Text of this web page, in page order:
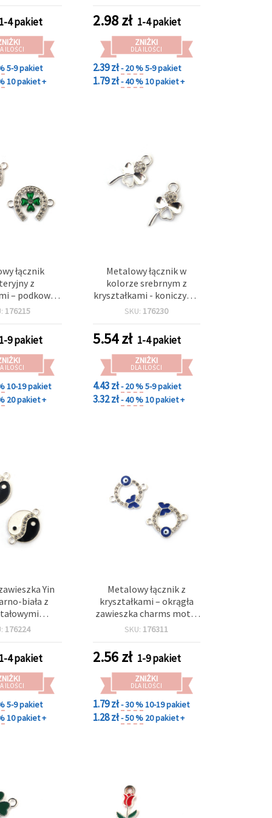
1-4 pakiet
ILOŚCI
5-9 pakiet
10 pakiet +
kolczyki, zestaw 2 szt.
2.98zł 1-4 pakiet
ZNIŻKI
DLA ILOŚCI
2.39 zł- 20 %5-9 pakiet
1.79 zł- 40 %10 pakiet +
łącznik
z
– podkowa z
22x17x3 mm,
2 szt.
176215
1-9 pakiet
ILOŚCI
10-19 pakiet
20 pakiet +
Metalowy łącznik w
kolorze srebrnym z
kryształkami - koniczyna,
21x11,5x2,5 mm, otwór: 2
SKU: 176230
5.54zł 1-4 pakiet
ZNIŻKI
DLA ILOŚCI
4.43 zł- 20 %5-9 pakiet
3.32 zł- 40 %10 pakiet +
Yin
biała z
do biżuterii,
mm,
5 szt.
176224
1-4 pakiet
ILOŚCI
5-9 pakiet
10 pakiet +
Metalowy łącznik z
kryształkami – okrągła
zawieszka charms motyl
z niebieskim oczkiem,
mm, otwór 1,5 mm – 2
szt.
SKU: 176311
2.56zł 1-9 pakiet
ZNIŻKI
DLA ILOŚCI
1.79 zł- 30 %10-19 pakiet
1.28 zł- 50 % 20 pakiet +